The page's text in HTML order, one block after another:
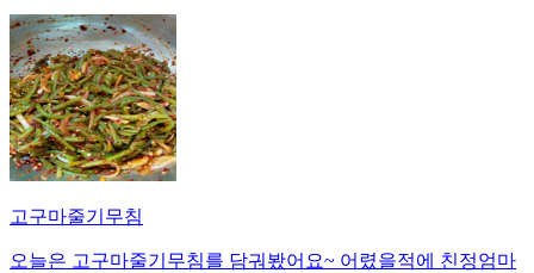
고구마줄기무침
오늘은 고구마줄기무침를 담궈봤어요~ 어렸을적에 친정엄마